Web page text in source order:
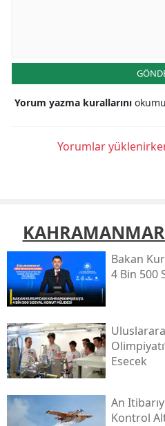
Yorum yazma kurallarını
Yorumlar
Bakan
4 Bin 500
Esecek
An
Kontrol